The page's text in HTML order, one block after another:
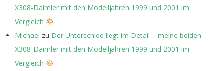
X308-Daimler mit den Modelljahren 1999 und 2001 im
Vergleich
Michael zu Der Unterschied liegt im Detail – meine beiden
X308-Daimler mit den Modelljahren 1999 und 2001 im
Vergleich